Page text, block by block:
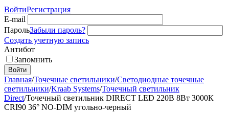
ВойтиРегистрация
E-mail
ПарольЗабыли пароль?
Создать учетную запись
Антибот
Запомнить
Войти
Главная/Точечные светильники/Светодиодные точечные
светильники/Kraab Systems/Точечный светильник
Direct/Точечный светильник DIRECT LED 220В 8Вт 3000К
CRI90 36° NO-DIM угольно-черный